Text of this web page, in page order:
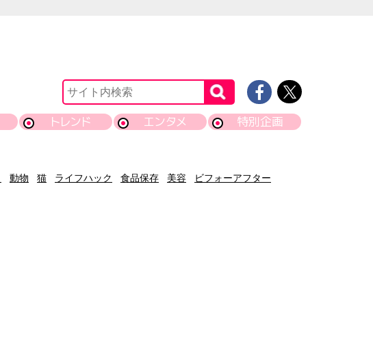
トレンド エンタメ 特別企画
動物 猫 ライフハック 食品保存 美容
ビフォーアフター